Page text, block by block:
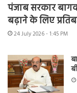
पंजाब सरकार
बढ़ाने के लिए
24 July 2026 - 1:45 PM